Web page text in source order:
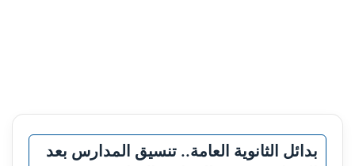
بدائل الثانوية العامة.. تنسيق المدارس بعد